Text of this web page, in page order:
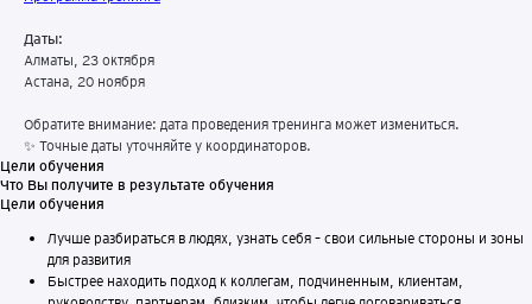
Даты:
Алматы, 23 октября
Астана, 20 ноября
Обратите внимание: дата проведения тренинга может измениться.
✨ Точные даты уточняйте у координаторов.
Цели обучения
Что Вы получите в результате обучения
Цели обучения
Лучше разбираться в людях, узнать себя – свои сильные стороны и зоны
для развития
Быстрее находить подход к коллегам, подчиненным, клиентам,